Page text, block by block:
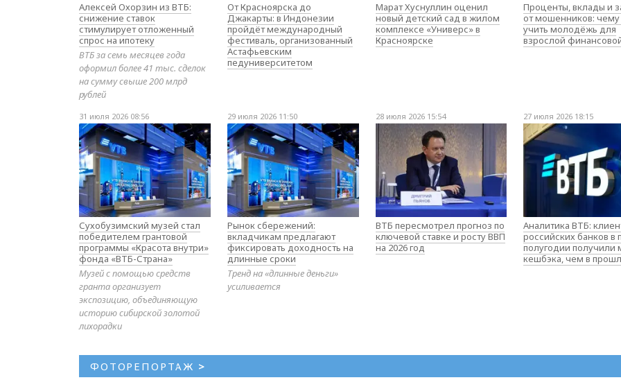
Алексей Охорзин из ВТБ:
снижение ставок
стимулирует отложенный
спрос на ипотеку
ВТБ за семь месяцев года
оформил более 41 тыс. сделок
на сумму свыше 200 млрд
рублей
От Красноярска до
Джакарты: в Индонезии
пройдёт международный
фестиваль, организованный
Астафьевским
педуниверситетом
Марат Хуснуллин оценил
новый детский сад в жилом
комплексе «Универс» в
Красноярске
Проценты, вклады и
от мошенников: чему
учить молодёжь для
взрослой
31 июля 2026 08:56
Сухобузимский музей стал
победителем грантовой
программы «Красота внутри»
фонда «ВТБ-Страна»
Музей с помощью средств
гранта организует
экспозицию, объединяющую
историю сибирской золотой
лихорадки
29 июля 2026 11:50
Рынок сбережений:
вкладчикам предлагают
фиксировать доходность на
длинные сроки
Тренд на «длинные деньги»
усиливается
28 июля 2026 15:54
ВТБ пересмотрел прогноз по
ключевой ставке и росту ВВП
на 2026 год
27 июля 2026 18:15
Аналитика ВТБ:
российских банков в
полугодии
кешбэка, чем в
ФОТОРЕПОРТАЖ >